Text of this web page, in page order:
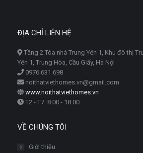
ĐỊA CHỈ LIÊN HỆ
Tầng 2 Tòa nhà Trung Yên 1, Khu đô thị
Yên 1, Trung Hòa, Cầu Giấy, Hà Nội
0976.631.698
noithatviethomes.vn@gmail.com
www.noithatviethomes.vn
T2 - T7: 8:00 - 18:00
VỀ CHÚNG TÔI
Giới thiệu